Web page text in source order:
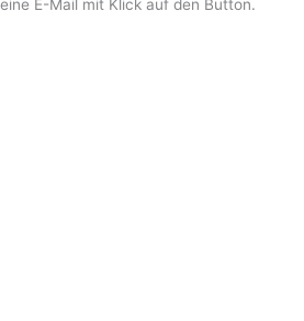
E-Mail mit Klick auf den Button.